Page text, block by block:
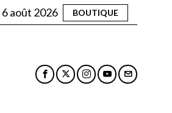
6 août 2026 BOUTIQUE